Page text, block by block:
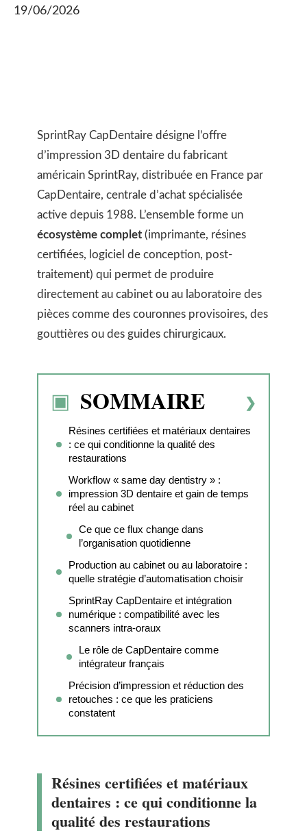
19/06/2026
SprintRay CapDentaire désigne l’offre
d’impression 3D dentaire du fabricant
américain SprintRay, distribuée en France par
CapDentaire, centrale d’achat spécialisée
active depuis 1988. L’ensemble forme un
écosystème complet (imprimante, résines
certifiées, logiciel de conception, post-
traitement) qui permet de produire
directement au cabinet ou au laboratoire des
pièces comme des couronnes provisoires, des
gouttières ou des guides chirurgicaux.
SOMMAIRE
Résines certifiées et matériaux dentaires
: ce qui conditionne la qualité des
restaurations
Workflow « same day dentistry » :
impression 3D dentaire et gain de temps
réel au cabinet
Ce que ce flux change dans
l’organisation quotidienne
Production au cabinet ou au laboratoire :
quelle stratégie d’automatisation choisir
SprintRay CapDentaire et intégration
numérique : compatibilité avec les
scanners intra-oraux
Le rôle de CapDentaire comme
intégrateur français
Précision d’impression et réduction des
retouches : ce que les praticiens
constatent
Résines certifiées et matériaux
dentaires : ce qui conditionne la
qualité des restaurations